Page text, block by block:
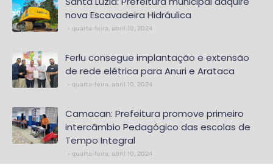
nova Escavadeira Hidráulica
quarta-feira, abril 10, 2024
Ferlu consegue implantação e extensão
de rede elétrica para Anuri e Arataca
quarta-feira, abril 10, 2024
Camacan: Prefeitura promove primeiro
intercâmbio Pedagógico das escolas de
Tempo Integral
quarta-feira, abril 10, 2024